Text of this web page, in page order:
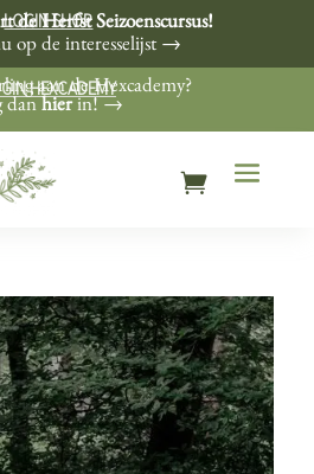
LOGIN SHOP
de Herfst Seizoenscursus!
op de interesselijst →
HEXCADEMY
aan de Hexcademy?
danhier in! →